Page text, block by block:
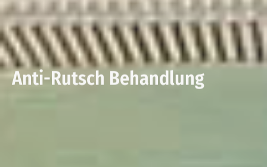
Anti-Rutsch Behandlung